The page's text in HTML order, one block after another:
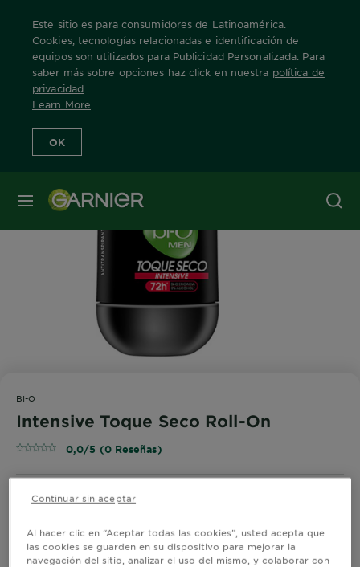
Este sitio es para consumidores de Latinoamérica.
Cookies, tecnologías relacionadas e identificación de
equipos son utilizados para Publicidad Personalizada. Para
saber más sobre opciones haz click en nuestra política de
privacidad
Learn More
OK
MENÚ
Home Nuestras Marcas
BI-O
Intensive Toque Seco Roll-On
0,0/5 (0 Reseñas)
Prueba el desodorante para hombre Bi-O Intensive
horas de protección para tu piel.
TAMAÑO 50ML
Al hacer clic en “Aceptar todas las cookies”, usted acepta que
las cookies se guarden en su dispositivo para mejorar la
navegación del sitio, analizar el uso del mismo, y colaborar con
Continuar sin aceptar